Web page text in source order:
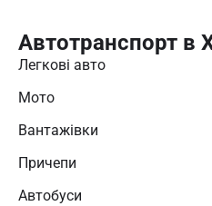
Автотранспорт в
Легкові авто
Мото
Вантажівки
Причепи
Автобуси